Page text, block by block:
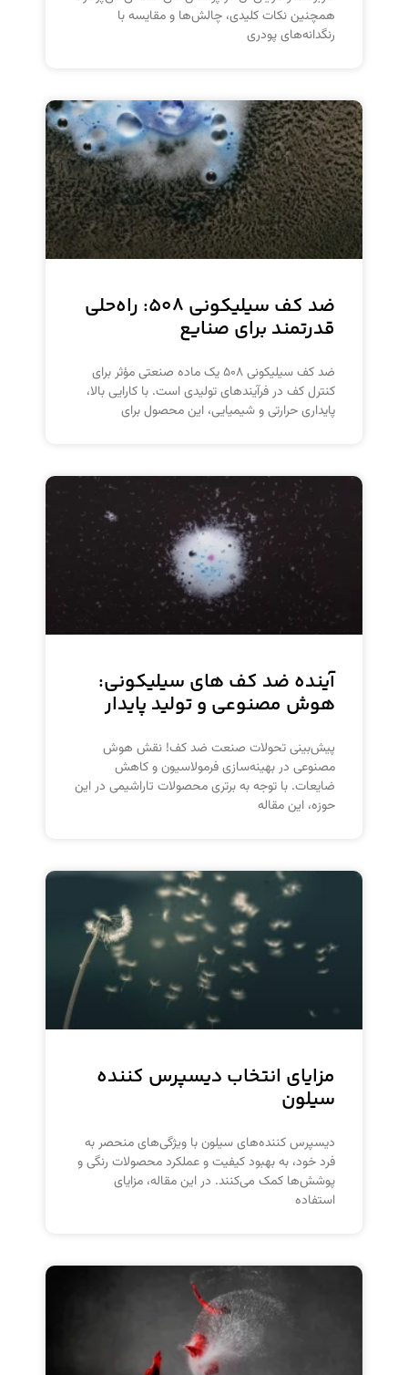
همچنین نکات کلیدی، چالش‌ها و مقایسه با
رنگدانه‌های پودری
ضد کف سیلیکونی ۵۰۸: راه‌حلی
قدرتمند برای صنایع
ضد کف سیلیکونی ۵۰۸ یک ماده صنعتی مؤثر برای
کنترل کف در فرآیندهای تولیدی است. با کارایی بالا،
پایداری حرارتی و شیمیایی، این محصول برای
آینده ضد کف های سیلیکونی:
هوش مصنوعی و تولید پایدار
پیش‌بینی تحولات صنعت ضد کف! نقش هوش
مصنوعی در بهینه‌سازی فرمولاسیون و کاهش
ضایعات. با توجه به برتری محصولات تاراشیمی در این
حوزه، این مقاله
مزایای انتخاب دیسپرس کننده
سیلون
دیسپرس کننده‌های سیلون با ویژگی‌های منحصر به
فرد خود، به بهبود کیفیت و عملکرد محصولات رنگی و
پوشش‌ها کمک می‌کنند. در این مقاله، مزایای
استفاده